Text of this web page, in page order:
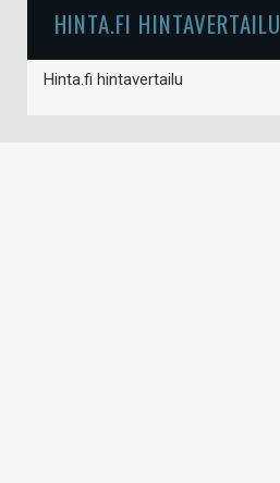
HINTA.FI HINTAVERTAILU
Hinta.fi hintavertailu